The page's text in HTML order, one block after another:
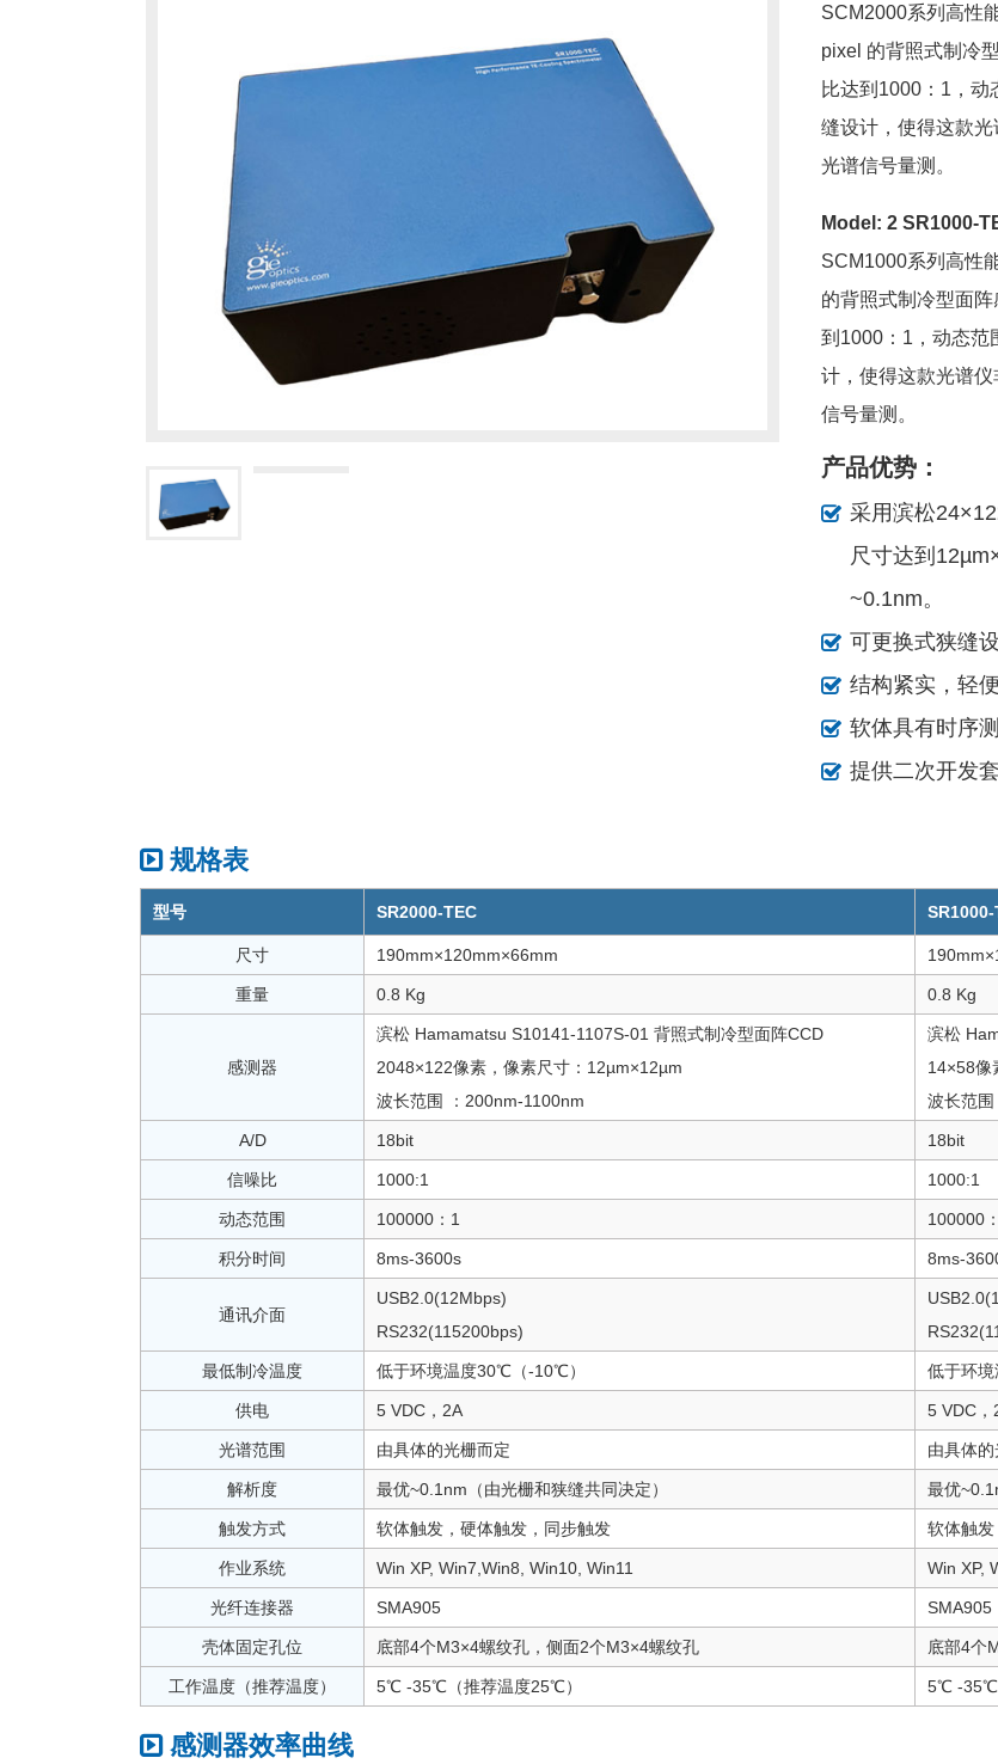
SCM2000系列高性
pixel 的背照式制冷
比达到1000：1，
缝设计，使得这款
光谱信号量测。
Model: 2 SR1000-
SCM1000系列高性
的背照式制冷型面
到1000：1，动态范
计，使得这款光谱
信号量测。
产品优势：
采用滨松
尺寸达到
~0.1nm。
可更换式狭缝
结构紧实，轻
软体具有时序
提供二次开发
规格表
型号 SR2000-TEC SR1000-
尺寸 190mm×120mm×66mm
重量 0.8 Kg 0.8 Kg
感测器
滨松 Hamamatsu S10141-1107S-01 背照式制冷型面阵CCD
2048×122像素，像素尺寸：12µm×12µm
波长范围 ：200nm-1100nm
滨松
14×58像
波长范
A/D 18bit 18bit
信噪比 1000:1 1000:1
动态范围 100000：1 100000
积分时间 8ms-3600s 8ms-
通讯介面
USB2.0(12Mbps)
RS232(115200bps)
最低制冷温度 低于环境温度30℃（-10℃） 低于环
供电 5 VDC，2A 5 VDC，
光谱范围 由具体的光栅而定 由具体
解析度 最优~0.1nm（由光栅和狭缝共同决定） 最优
触发方式 软体触发，硬体触发，同步触发 软体触
作业系统 Win XP, Win7,Win8, Win10, Win11 Win XP,
光纤连接器 SMA905 SMA905
壳体固定孔位 底部4个M3×4螺纹孔，侧面2个M3×4螺纹孔 底部4个
工作温度（推荐温度） 5℃ -35℃（推荐温度25℃） 5℃ -35℃
感测器效率曲线